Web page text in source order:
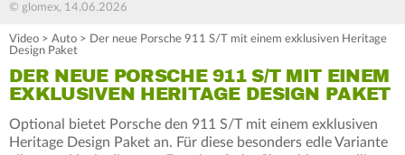
© glomex, 14.06.2026
Video > Auto > Der neue Porsche 911 S/T mit einem exklusiven Heritage
Design Paket
DER NEUE PORSCHE 911 S/T MIT EINEM
EXKLUSIVEN HERITAGE DESIGN PAKET
Optional bietet Porsche den 911 S/T mit einem exklusiven
Heritage Design Paket an. Für diese besonders edle Variante